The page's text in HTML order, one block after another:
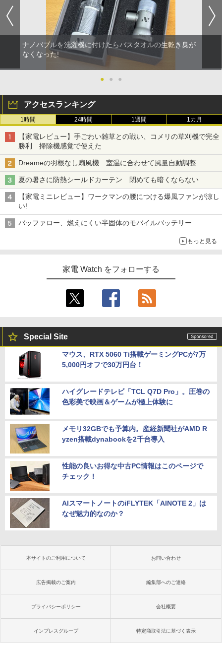
ナノバブルを洗濯機に付けたらバスタオルの生乾き臭が
なくなった!
● ● ●
アクセスランキング
1時間 24時間 1週間 1カ月
【家電レビュー】手ごわい雑草との戦い、コメリの草刈機で完全
勝利 掃除機感覚で使えた
Dreameの羽根なし扇風機 室温に合わせて風量自動調整
夏の暑さに防熱シールドカーテン 閉めても暗くならない
【家電ミニレビュー】ワークマンの腰につける爆風ファンが涼し
い!
バッファロー、燃えにくい半固体のモバイルバッテリー
もっと見る
家電 Watch をフォローする
Special Site
マウス、RTX 5060 Ti搭載ゲーミングPCが7万
5,000円オフで30万円台！
ハイグレードテレビ「TCL Q7D Pro」。圧巻の
色彩美で映画＆ゲームが極上体験に
メモリ32GBでも予算内。産経新聞社がAMD R
yzen搭載dynabookを2千台導入
性能の良いお得な中古PC情報はこのページで
チェック！
AIスマートノートのiFLYTEK「AINOTE 2」は
なぜ魅力的なのか？
本サイトのご利用について お問い合わせ
広告掲載のご案内 編集部へのご連絡
プライバシーポリシー 会社概要
インプレスグループ 特定商取引法に基づく表示